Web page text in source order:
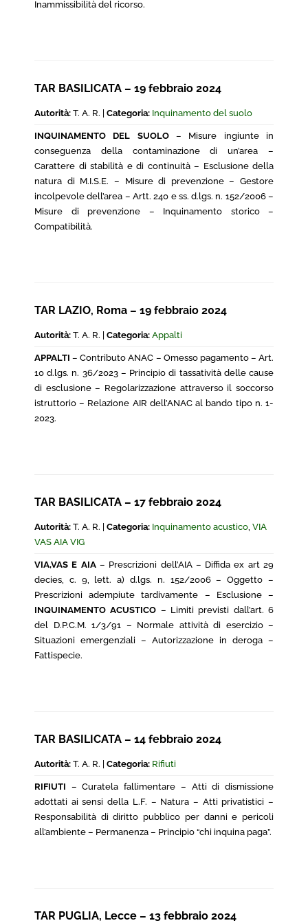
Inammissibilità del ricorso.
TAR BASILICATA – 19 febbraio 2024
Autorità: T. A. R. | Categoria: Inquinamento del suolo
INQUINAMENTO DEL SUOLO– Misure ingiunte in
conseguenza della contaminazione di un’area –
Carattere di stabilità e di continuità – Esclusione della
natura di M.I.S.E. – Misure di prevenzione – Gestore
incolpevole dell’area – Artt. 240 e ss. d.lgs. n. 152/2006 –
Misure di prevenzione – Inquinamento storico –
Compatibilità.
TAR LAZIO, Roma – 19 febbraio 2024
Autorità: T. A. R. | Categoria: Appalti
APPALTI – Contributo ANAC – Omesso pagamento – Art.
10 d.lgs. n. 36/2023 – Principio di tassatività delle cause
di esclusione – Regolarizzazione attraverso il soccorso
istruttorio – Relazione AIR dell’ANAC al bando tipo n. 1-
2023.
TAR BASILICATA – 17 febbraio 2024
Autorità: T. A. R. | Categoria: Inquinamento acustico, VIA
VAS AIA VIG
VIA,VAS E AIA– Prescrizioni dell’AIA – Diffida ex art 29
decies, c. 9, lett. a) d.lgs. n. 152/2006 – Oggetto –
Prescrizioni adempiute tardivamente – Esclusione –
INQUINAMENTO ACUSTICO – Limiti previsti dall’art. 6
del D.P.C.M. 1/3/91 – Normale attività di esercizio –
Situazioni emergenziali – Autorizzazione in deroga –
Fattispecie.
TAR BASILICATA – 14 febbraio 2024
Autorità: T. A. R. | Categoria: Rifiuti
RIFIUTI – Curatela fallimentare – Atti di dismissione
adottati ai sensi della L.F. – Natura – Atti privatistici –
Responsabilità di diritto pubblico per danni e pericoli
all’ambiente – Permanenza – Principio “chi inquina paga”.
TAR PUGLIA, Lecce – 13 febbraio 2024